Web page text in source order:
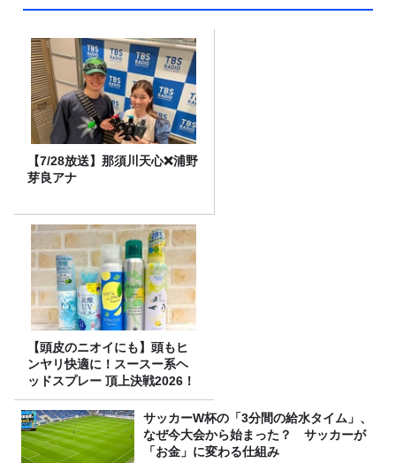
【7/28放送】那須川天心❌浦野
芽良アナ
【頭皮のニオイにも】頭もヒ
ンヤリ快適に！スースー系ヘ
ッドスプレー 頂上決戦2026！
サッカーW杯の「3分間の給水タイム」、
なぜ今大会から始まった？ サッカーが
「お金」に変わる仕組み